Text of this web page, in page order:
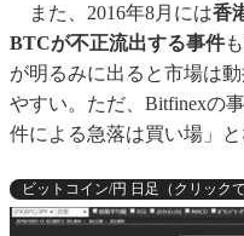
また、2016年8月には香
BTCが不正流出する事件
が明るみに出ると市場は
やすい。ただ、Bitfinexの
件による急落は買い場」と
ビットコイン/円 日足（クリックで